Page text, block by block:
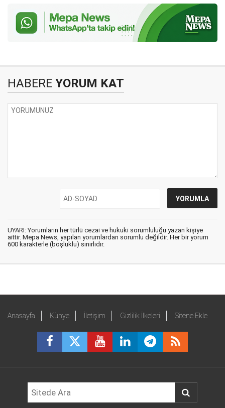
HABERE YORUM KAT
UYARI: Yorumların her türlü cezai ve hukuki sorumluluğu yazan kişiye
aittir. Mepa News, yapılan yorumlardan sorumlu değildir. Her bir yorum
600 karakterle (boşluklu) sınırlıdır.
Anasayfa Künye İletişim Gizlilik İlkeleri Sitene Ekle